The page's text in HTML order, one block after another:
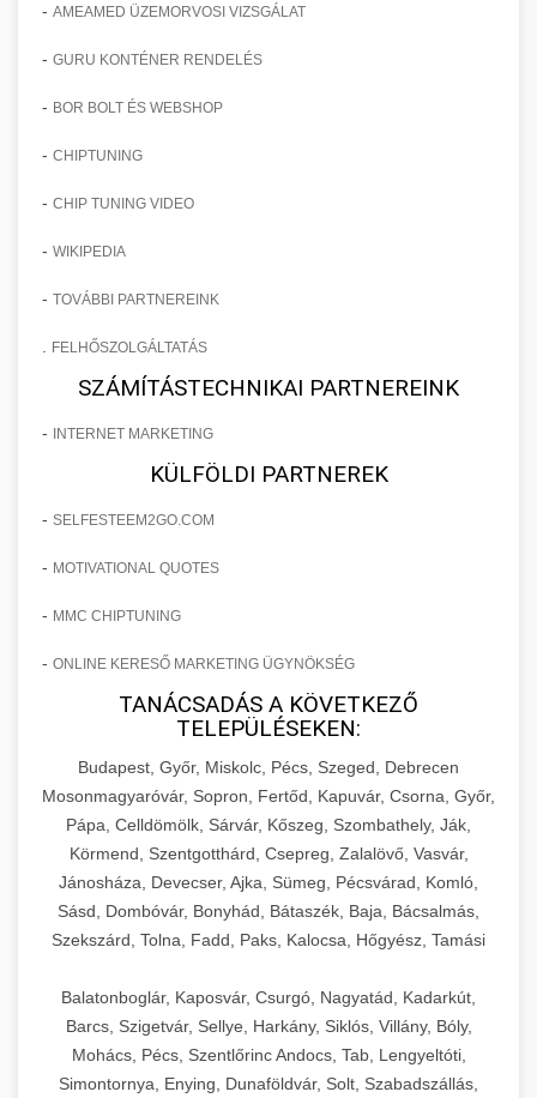
- AMEAMED ÜZEMORVOSI VIZSGÁLAT
- GURU KONTÉNER RENDELÉS
- BOR BOLT ÉS WEBSHOP
- CHIPTUNING
- CHIP TUNING VIDEO
- WIKIPEDIA
- TOVÁBBI PARTNEREINK
FELHŐSZOLGÁLTATÁS
SZÁMÍTÁSTECHNIKAI PARTNEREINK
- INTERNET MARKETING
KÜLFÖLDI PARTNEREK
- SELFESTEEM2GO.COM
- MOTIVATIONAL QUOTES
- MMC CHIPTUNING
- ONLINE KERESŐ MARKETING ÜGYNÖKSÉG
TANÁCSADÁS A KÖVETKEZŐ
TELEPÜLÉSEKEN:
Budapest, Győr, Miskolc, Pécs, Szeged, Debrecen
Mosonmagyaróvár, Sopron, Fertőd, Kapuvár, Csorna, Győr,
Pápa, Celldömölk, Sárvár, Kőszeg, Szombathely, Ják,
Körmend, Szentgotthárd, Csepreg, Zalalövő, Vasvár,
Jánosháza, Devecser, Ajka, Sümeg, Pécsvárad, Komló,
Sásd, Dombóvár, Bonyhád, Bátaszék, Baja, Bácsalmás,
Szekszárd, Tolna, Fadd, Paks, Kalocsa, Hőgyész, Tamási
Balatonboglár, Kaposvár, Csurgó, Nagyatád, Kadarkút,
Barcs, Szigetvár, Sellye, Harkány, Siklós, Villány, Bóly,
Mohács, Pécs, Szentlőrinc Andocs, Tab, Lengyeltóti,
Simontornya, Enying, Dunaföldvár, Solt, Szabadszállás,